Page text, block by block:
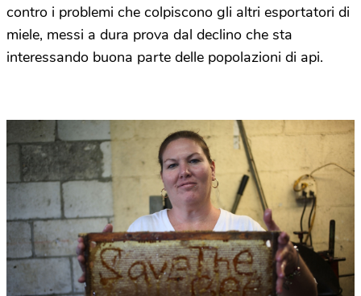
contro i problemi che colpiscono gli altri esportatori di
miele, messi a dura prova dal declino che sta
interessando buona parte delle popolazioni di api.